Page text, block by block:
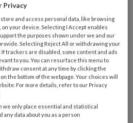
ARBEIDSVOORWAARDEN
VVE’
Privacy
and access personal data, like browsing
your device. Selecting I Accept enables
the purposes shown under we and our
Selecting Reject All or withdrawing your
trackers are disabled, some content and ads
to you. You can resurface this menu to
consent at any time by clicking the
the bottom of the webpage. Your choices will
For more details, refer to our Privacy
we only place essential and statistical
any data about you as a person